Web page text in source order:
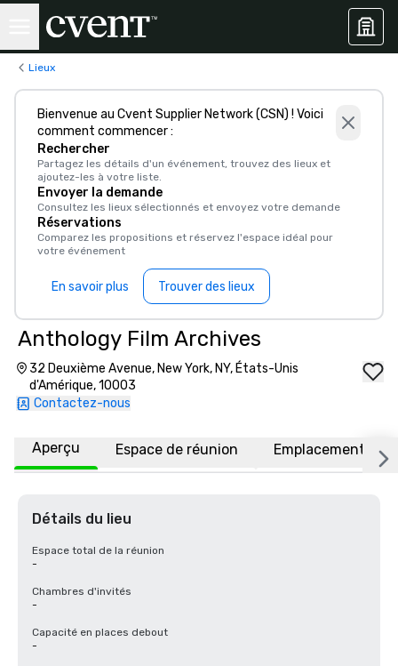
Lieux
Bienvenue au Cvent Supplier Network (CSN) ! Voici
comment commencer :
Rechercher
Partagez les détails d'un événement, trouvez des lieux et
ajoutez-les à votre liste.
Envoyer la demande
Consultez les lieux sélectionnés et envoyez votre demande
Réservations
Comparez les propositions et réservez l'espace idéal pour
votre événement
En savoir plus Trouver des lieux
Anthology Film Archives
32 Deuxième Avenue, New York, NY, États-Unis
d'Amérique, 10003
Contactez-nous
Aperçu Espace de réunion Emplacement
Détails du lieu
Espace total de la réunion
-
Chambres d'invités
-
Capacité en places debout
-